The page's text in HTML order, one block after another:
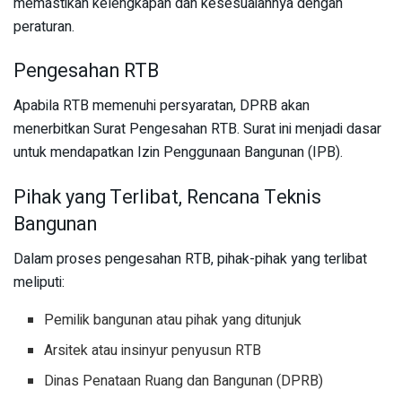
peraturan.
Pengesahan RTB
Apabila RTB memenuhi persyaratan, DPRB akan
menerbitkan Surat Pengesahan RTB. Surat ini menjadi dasar
untuk mendapatkan Izin Penggunaan Bangunan (IPB).
Pihak yang Terlibat, Rencana Teknis
Bangunan
Dalam proses pengesahan RTB, pihak-pihak yang terlibat
meliputi:
Pemilik bangunan atau pihak yang ditunjuk
Arsitek atau insinyur penyusun RTB
Dinas Penataan Ruang dan Bangunan (DPRB)